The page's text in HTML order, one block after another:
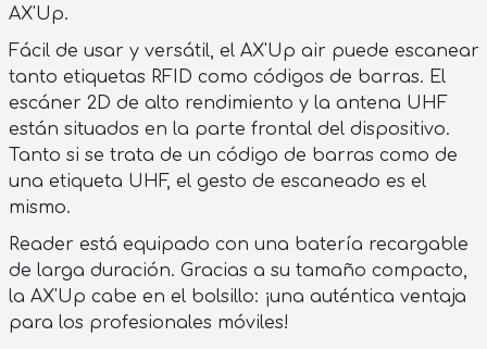
AX'Up.
Fácil de usar y versátil, el AX'Up air puede escanear
tanto etiquetas RFID como códigos de barras. El
escáner 2D de alto rendimiento y la antena UHF
están situados en la parte frontal del dispositivo.
Tanto si se trata de un código de barras como de
una etiqueta UHF, el gesto de escaneado es el
mismo.
Reader está equipado con una batería recargable
de larga duración. Gracias a su tamaño compacto,
la AX'Up cabe en el bolsillo: ¡una auténtica ventaja
para los profesionales móviles!